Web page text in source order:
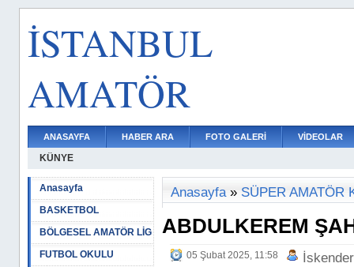
İSTANBUL
AMATÖR
ANASAYFA HABER ARA FOTO GALERİ VİDEOLAR
KÜNYE
Anasayfa
BASKETBOL
BÖLGESEL AMATÖR LİG
FUTBOL OKULU
Anasayfa» SÜPER AMATÖR
ABDULKEREM
05 Şubat 2025, 11:58